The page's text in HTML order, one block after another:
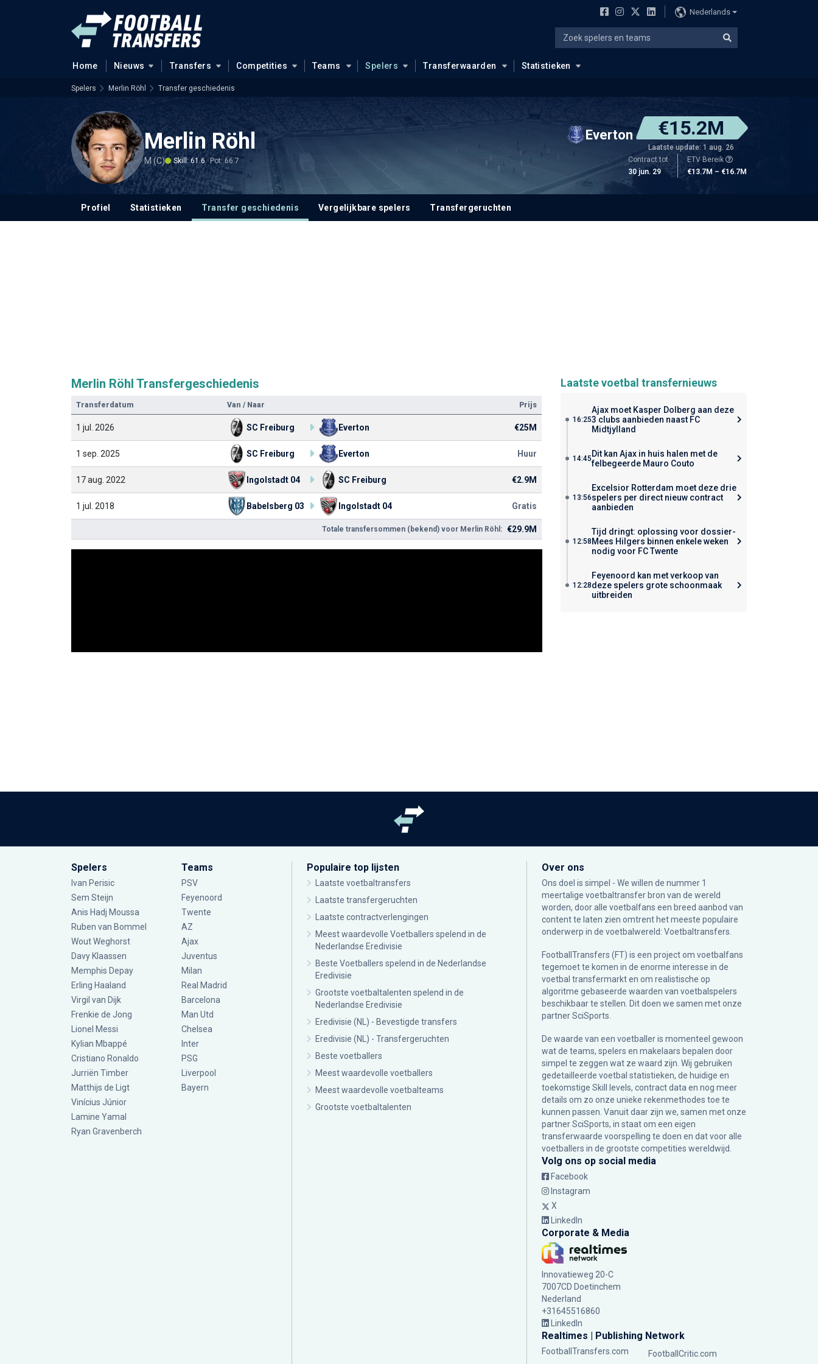
Nederlands
Home Nieuws Transfers Competities Teams Spelers Transferwaarden Statistieken
Spelers Merlin Röhl Transfer geschiedenis
Merlin Röhl
M (C) Skill: 61.6 Pot: 66.7
Everton €15.2M
Laatste update: 1 aug. 26
Contract tot
30 jun. 29
ETV Bereik
€13.7M – €16.7M
Profiel Statistieken Transfer geschiedenis Vergelijkbare spelers Transfergeruchten
Merlin Röhl Transfergeschiedenis
Transferdatum Van / Naar Prijs
1 jul. 2026 SC Freiburg Everton €25M
1 sep. 2025 SC Freiburg Everton Huur
17 aug. 2022 Ingolstadt 04 SC Freiburg €2.9M
1 jul. 2018 Babelsberg 03 Ingolstadt 04 Gratis
Totale transfersommen (bekend) voor Merlin Röhl: €29.9M
Laatste voetbal transfernieuws
16:25
Ajax moet Kasper Dolberg aan deze
3 clubs aanbieden naast FC
Midtjylland
14:45 Dit kan Ajax in huis halen met de
felbegeerde Mauro Couto
13:56
Excelsior Rotterdam moet deze drie
spelers per direct nieuw contract
aanbieden
12:58
Tijd dringt: oplossing voor dossier-
Mees Hilgers binnen enkele weken
nodig voor FC Twente
12:28
Feyenoord kan met verkoop van
deze spelers grote schoonmaak
uitbreiden
Spelers
Ivan Perisic
Sem Steijn
Anis Hadj Moussa
Ruben van Bommel
Wout Weghorst
Davy Klaassen
Memphis Depay
Erling Haaland
Virgil van Dijk
Frenkie de Jong
Lionel Messi
Kylian Mbappé
Cristiano Ronaldo
Jurriën Timber
Matthijs de Ligt
Vinícius Júnior
Lamine Yamal
Ryan Gravenberch
Teams
PSV
Feyenoord
Twente
AZ
Ajax
Juventus
Milan
Real Madrid
Barcelona
Man Utd
Chelsea
Inter
PSG
Liverpool
Bayern
Populaire top lijsten
Laatste voetbaltransfers
Laatste transfergeruchten
Laatste contractverlengingen
Meest waardevolle Voetballers spelend in de
Nederlandse Eredivisie
Beste Voetballers spelend in de Nederlandse
Eredivisie
Grootste voetbaltalenten spelend in de
Nederlandse Eredivisie
Eredivisie (NL) - Bevestigde transfers
Eredivisie (NL) - Transfergeruchten
Beste voetballers
Meest waardevolle voetballers
Meest waardevolle voetbalteams
Grootste voetbaltalenten
Over ons
Ons doel is simpel - We willen de nummer 1
meertalige voetbaltransfer bron van de wereld
worden, door alle voetbalfans een breed aanbod van
content te laten zien omtrent het meeste populaire
onderwerp in de voetbalwereld: Voetbaltransfers.
FootballTransfers (FT) is een project om voetbalfans
tegemoet te komen in de enorme interesse in de
voetbal transfermarkt en om realistische op
algoritme gebaseerde waarden van voetbalspelers
beschikbaar te stellen. Dit doen we samen met onze
partnerSciSports
De waarde van een voetballer is momenteel gewoon
wat de teams, spelers en makelaars bepalen door
simpel te zeggen wat ze waard zijn. Wij gebruiken
gedetailleerde voetbal statistieken, de huidige en
toekomstige Skill levels, contract data en nog meer
details om zo onze unieke rekenmethodes toe te
kunnen passen. Vanuit daar zijn we, samen met onze
partner SciSports, in staat om een eigen
transferwaarde voorspelling te doen en dat voor alle
voetballers in de grootste competities wereldwijd.
Volg ons op social media
Facebook
Instagram
X
LinkedIn
Corporate & Media
Innovatieweg 20-C
7007CD Doetinchem
Nederland
+31645516860
LinkedIn
Realtimes | Publishing Network
FootballTransfers.com
FootballCritic.com